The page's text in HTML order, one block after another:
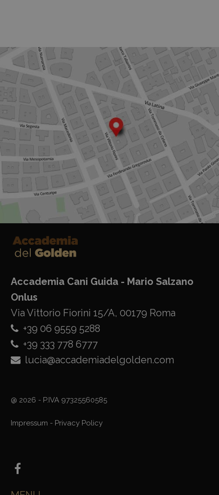
Accademia Cani Guida - Mario Salzano
Onlus
Via Vittorio Fiorini 15/A, 00179 Roma
+39 06 9559 5288
+39 333 778 6777
lucia@accademiadelgolden.com
@ 2026 - P.IVA 97325560585
Impressum - Privacy Policy